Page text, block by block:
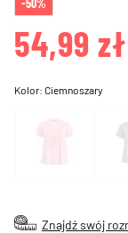
-50%
54,99 zł
Kolor:Ciemnoszary
Znajdź swój